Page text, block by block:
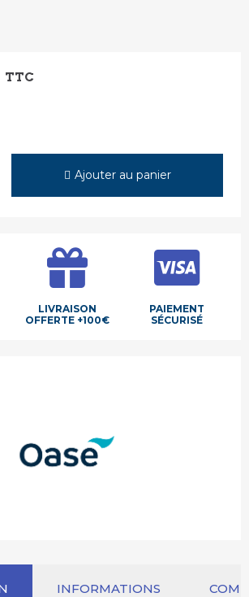
TTC
Ajouter au panier
LIVRAISON
OFFERTE +100€
PAIEMENT
SÉCURISÉ
INFORMATIONS